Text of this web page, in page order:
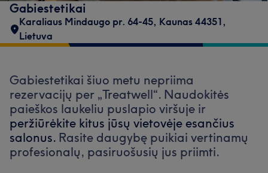
Gabiestetikai
Karaliaus Mindaugo pr. 64-45, Kaunas 44351,
Lietuva
Gabiestetikai šiuo metu nepriima
rezervacijų per „Treatwell“. Naudokitės
paieškos laukeliu puslapio viršuje ir
peržiūrėkite kitus jūsų vietovėje esančius
salonus. Rasite daugybę puikiai vertinamų
profesionalų, pasiruošusių jus priimti.